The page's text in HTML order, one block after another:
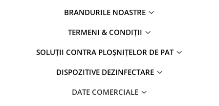
BRANDURILE NOASTRE
TERMENI & CONDIȚII
SOLUȚII CONTRA PLOȘNIȚELOR DE PAT
DISPOZITIVE DEZINFECTARE
DATE COMERCIALE